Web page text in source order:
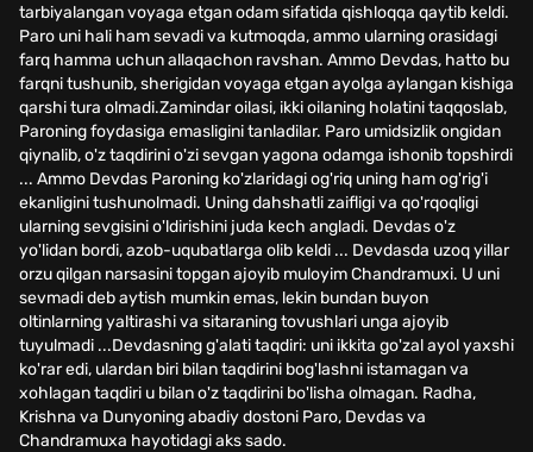
tarbiyalangan voyaga etgan odam sifatida qishloqqa qaytib keldi.
Paro uni hali ham sevadi va kutmoqda, ammo ularning orasidagi
farq hamma uchun allaqachon ravshan. Ammo Devdas, hatto bu
farqni tushunib, sherigidan voyaga etgan ayolga aylangan kishiga
qarshi tura olmadi.Zamindar oilasi, ikki oilaning holatini taqqoslab,
Paroning foydasiga emasligini tanladilar. Paro umidsizlik ongidan
qiynalib, o'z taqdirini o'zi sevgan yagona odamga ishonib topshirdi
... Ammo Devdas Paroning ko'zlaridagi og'riq uning ham og'rig'i
ekanligini tushunolmadi. Uning dahshatli zaifligi va qo'rqoqligi
ularning sevgisini o'ldirishini juda kech angladi. Devdas o'z
yo'lidan bordi, azob-uqubatlarga olib keldi ... Devdasda uzoq yillar
orzu qilgan narsasini topgan ajoyib muloyim Chandramuxi. U uni
sevmadi deb aytish mumkin emas, lekin bundan buyon
oltinlarning yaltirashi va sitaraning tovushlari unga ajoyib
tuyulmadi ...Devdasning g'alati taqdiri: uni ikkita go'zal ayol yaxshi
ko'rar edi, ulardan biri bilan taqdirini bog'lashni istamagan va
xohlagan taqdiri u bilan o'z taqdirini bo'lisha olmagan. Radha,
Krishna va Dunyoning abadiy dostoni Paro, Devdas va
Chandramuxa hayotidagi aks sado.